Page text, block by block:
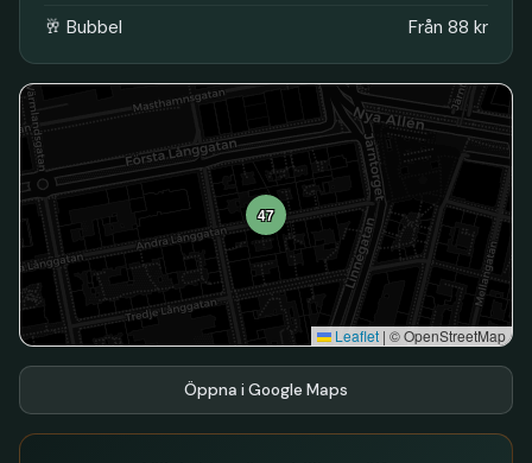
🥂 Bubbel
Från 88 kr
47
Leaflet | © OpenStreetMap
Öppna i Google Maps